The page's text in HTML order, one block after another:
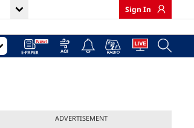
Sign In
ADVERTISEMENT